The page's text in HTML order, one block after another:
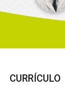
CURRÍCULO